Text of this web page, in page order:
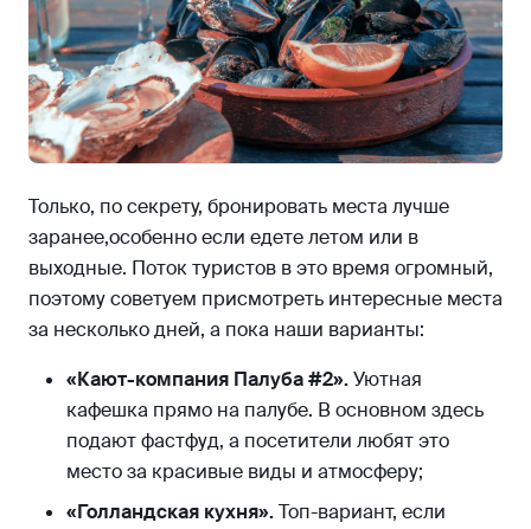
Только, по секрету, бронировать места лучше
заранее,особенно если едете летом или в
выходные. Поток туристов в это время огромный,
поэтому советуем присмотреть интересные места
за несколько дней, а пока наши варианты:
«Кают-компания Палуба #2».Уютная
кафешка прямо на палубе. В основном здесь
подают фастфуд, а посетители любят это
место за красивые виды и атмосферу;
«Голландская кухня».Топ-вариант, если